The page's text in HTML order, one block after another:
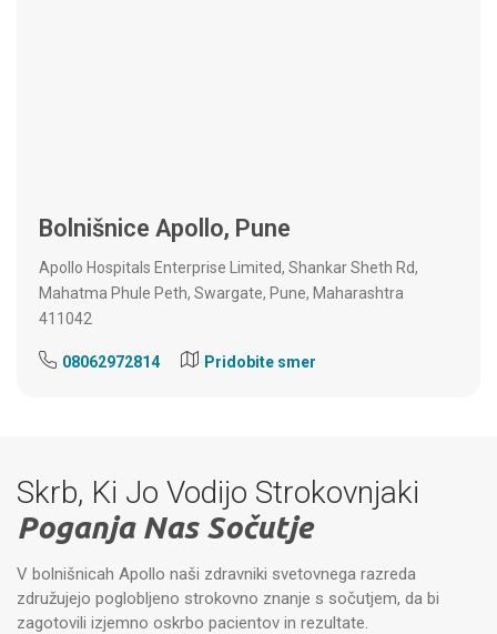
Bolnišnice Apollo, Pune
Apollo Hospitals Enterprise Limited, Shankar Sheth Rd,
Mahatma Phule Peth, Swargate, Pune, Maharashtra
411042
08062972814 Pridobite smer
Skrb, Ki Jo Vodijo Strokovnjaki
Poganja Nas Sočutje
V bolnišnicah Apollo naši zdravniki svetovnega razreda
združujejo poglobljeno strokovno znanje s sočutjem, da bi
zagotovili izjemno oskrbo pacientov in rezultate.